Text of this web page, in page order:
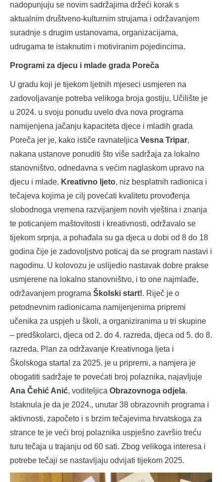
nadopunjuju se novim sadržajima držeći korak s
aktualnim društveno-kulturnim strujama i održavanjem
suradnje s drugim ustanovama, organizacijama,
udrugama te istaknutim i motiviranim pojedincima.
Programi za djecu i mlade grada Poreča
U gradu koji je tijekom ljetnih mjeseci usmjeren na
zadovoljavanje potreba velikoga broja gostiju, Učilište je
u 2024. u svoju ponudu uvelo dva nova programa
namijenjena jačanju kapaciteta djece i mladih grada
Poreča jer je, kako ističe ravnateljica Vesna Tripar,
nakana ustanove ponuditi što više sadržaja za lokalno
stanovništvo, odnedavna s većim naglaskom upravo na
djecu i mlade. Kreativno ljeto, niz besplatnih radionica i
tečajeva kojima je cilj povećati kvalitetu provođenja
slobodnoga vremena razvijanjem novih vještina i znanja
te poticanjem maštovitosti i kreativnosti, održavalo se
tijekom srpnja, a pohađala su ga djeca u dobi od 8 do 18
godina čije je zadovoljstvo poticaj da se program nastavi i
nagodinu. U kolovozu je uslijedio nastavak dobre prakse
usmjerene na lokalno stanovništvo, i to one najmlađe,
održavanjem programa Školski start!. Riječ je o
petodnevnim radionicama namijenjenima pripremi
učenika za uspjeh u školi, a organiziranima u tri skupine
– predškolarci, djeca od 2. do 4. razreda, djeca od 5. do 8.
razreda. Plan za održavanje Kreativnoga ljeta i
Školskoga starta! za 2025. je u pripremi, a namjera je
obogatiti sadržaje te povećati broj polaznika, najavljuje
Ana Čehić Anić, voditeljica Obrazovnoga odjela.
Istaknula je da je 2024., unutar 38 obrazovnih programa i
aktivnosti, započeto i s brzim tečajevima hrvatskoga za
strance te je veći broj polaznika uspješno završio treću
turu tečaja u trajanju od 60 sati. Zbog velikoga interesa i
potrebe tečaji se nastavljaju odvijati tijekom 2025.